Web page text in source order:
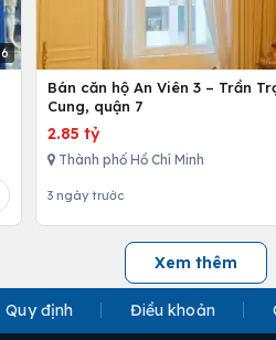
6
Bán căn hộ An Viên 3 – Trần
Cung, quận 7
2.85 tỷ
Thành phố Hồ Chí Minh
3 ngày trước
Xem thêm
Quy định Điều khoản